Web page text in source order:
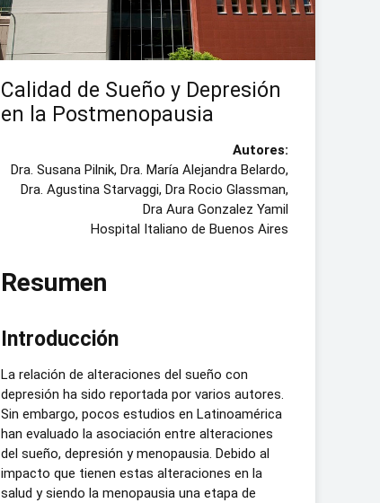
Calidad de Sueño y Depresión
en la Postmenopausia
Autores:
Dra. Susana Pilnik, Dra. María Alejandra Belardo,
Dra. Agustina Starvaggi, Dra Rocio Glassman,
Dra Aura Gonzalez Yamil
Hospital Italiano de Buenos Aires
Resumen
Introducción
La relación de alteraciones del sueño con
depresión ha sido reportada por varios autores.
Sin embargo, pocos estudios en Latinoamérica
han evaluado la asociación entre alteraciones
del sueño, depresión y menopausia. Debido al
impacto que tienen estas alteraciones en la
salud y siendo la menopausia una etapa de